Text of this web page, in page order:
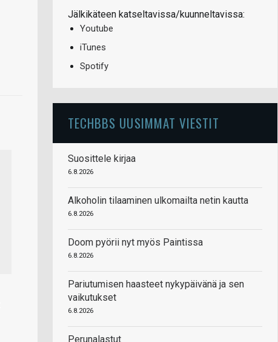
Jälkikäteen katseltavissa/kuunneltavissa:
Youtube
iTunes
Spotify
TECHBBS UUSIMMAT VIESTIT
Suosittele kirjaa
6.8.2026
Alkoholin tilaaminen ulkomailta netin kautta
6.8.2026
Doom pyörii nyt myös Paintissa
6.8.2026
Pariutumisen haasteet nykypäivänä ja sen
vaikutukset
6.8.2026
Perunalastut